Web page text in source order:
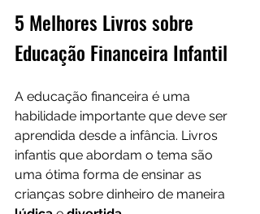
5 Melhores Livros sobre
Educação Financeira Infantil
A educação financeira é uma
habilidade importante que deve ser
aprendida desde a infância. Livros
infantis que abordam o tema são
uma ótima forma de ensinar as
crianças sobre dinheiro de maneira